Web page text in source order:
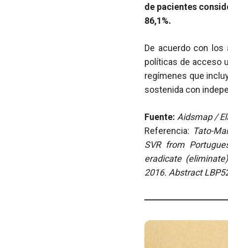
de pacientes
86,1%.
De acuerdo con
políticas de acceso
regímenes que
sostenida con
Fuente: Aidsmap /
Referencia: Tato-
SVR from
eradicate
2016. Abstract